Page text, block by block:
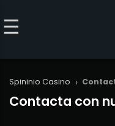
Spininio Casino ›
Contacta con